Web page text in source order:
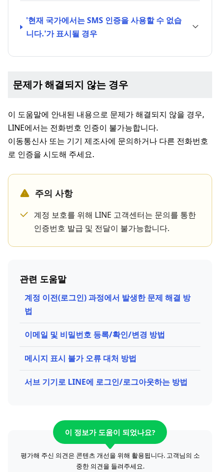
'현재 국가에서는 SMS 인증을 사용할 수 없습
니다.'가 표시될 경우
문제가 해결되지 않는 경우
이 도움말에 안내된 내용으로 문제가 해결되지 않을 경우,
LINE에서는 전화번호 인증이 불가능합니다.
이동통신사 또는 기기 제조사에 문의하거나 다른 전화번호
로 인증을 시도해 주세요.
주의 사항
계정 보호를 위해 LINE 고객센터는 문의를 통한
인증번호 발급 및 전달이 불가능합니다.
관련 도움말
계정 이전(로그인) 과정에서 발생한 문제 해결 방
법
이메일 및 비밀번호 등록/확인/변경 방법
메시지 표시 불가 오류 대처 방법
서브 기기로 LINE에 로그인/로그아웃하는 방법
이 정보가 도움이 되었나요?
평가해 주신 의견은 콘텐츠 개선을 위해 활용됩니다. 고객님의 소
중한 의견을 들려주세요.